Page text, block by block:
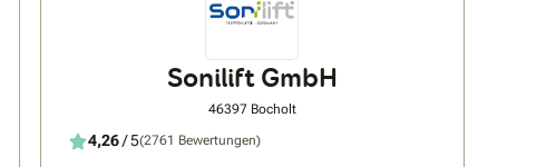
Sonilift GmbH
46397 Bocholt
4,26/ 5(2761 Bewertungen)